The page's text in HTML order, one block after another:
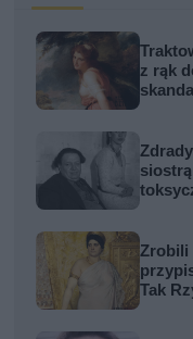
z rąk
Zrobili
Tak